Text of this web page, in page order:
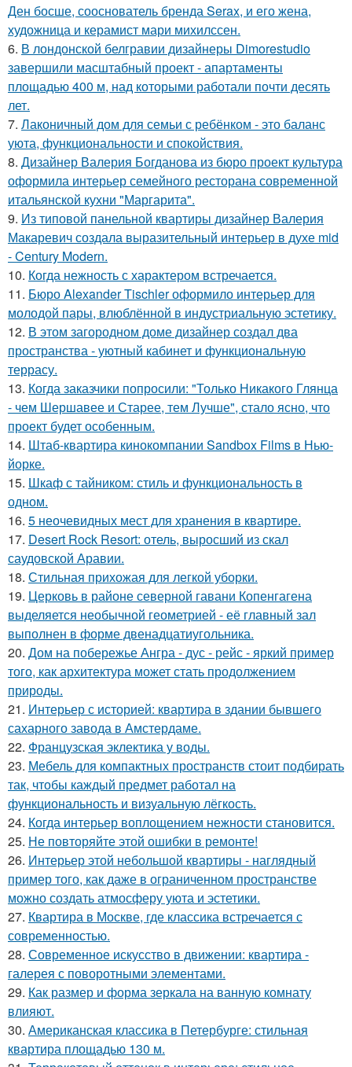
Ден босше, сооснователь бренда Serax, и его жена,
художница и керамист мари михилссен.
6. В лондонской белгравии дизайнеры Dimorestudio
завершили масштабный проект - апартаменты
площадью 400 м, над которыми работали почти десять
лет.
7. Лаконичный дом для семьи с ребёнком - это баланс
уюта, функциональности и спокойствия.
8. Дизайнер Валерия Богданова из бюро проект культура
оформила интерьер семейного ресторана современной
итальянской кухни "Маргарита".
9. Из типовой панельной квартиры дизайнер Валерия
Макаревич создала выразительный интерьер в духе mid
- Century Modern.
10. Когда нежность с характером встречается.
11. Бюро Alexander Tischler оформило интерьер для
молодой пары, влюблённой в индустриальную эстетику.
12. В этом загородном доме дизайнер создал два
пространства - уютный кабинет и функциональную
террасу.
13. Когда заказчики попросили: "Только Никакого Глянца
- чем Шершавее и Старее, тем Лучше", стало ясно, что
проект будет особенным.
14. Штаб-квартира кинокомпании Sandbox Films в Нью-
йорке.
15. Шкаф с тайником: стиль и функциональность в
одном.
16. 5 неочевидных мест для хранения в квартире.
17. Desert Rock Resort: отель, выросший из скал
саудовской Аравии.
18. Стильная прихожая для легкой уборки.
19. Церковь в районе северной гавани Копенгагена
выделяется необычной геометрией - её главный зал
выполнен в форме двенадцатиугольника.
20. Дом на побережье Ангра - дус - рейс - яркий пример
того, как архитектура может стать продолжением
природы.
21. Интерьер с историей: квартира в здании бывшего
сахарного завода в Амстердаме.
22. Французская эклектика у воды.
23. Мебель для компактных пространств стоит подбирать
так, чтобы каждый предмет работал на
функциональность и визуальную лёгкость.
24. Когда интерьер воплощением нежности становится.
25. Не повторяйте этой ошибки в ремонте!
26. Интерьер этой небольшой квартиры - наглядный
пример того, как даже в ограниченном пространстве
можно создать атмосферу уюта и эстетики.
27. Квартира в Москве, где классика встречается с
современностью.
28. Современное искусство в движении: квартира -
галерея с поворотными элементами.
29. Как размер и форма зеркала на ванную комнату
влияют.
30. Американская классика в Петербурге: стильная
квартира площадью 130 м.